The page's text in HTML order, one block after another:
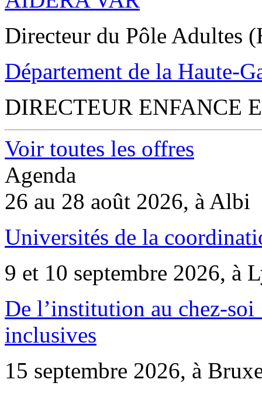
Directeur du Pôle Adultes
Département de la Haute-
DIRECTEUR ENFANCE
Voir toutes les offres
Agenda
26 au 28 août 2026, à Albi
Universités de la
9 et 10 septembre 2026, à
De l’institution au chez-
inclusives
15 septembre 2026, à